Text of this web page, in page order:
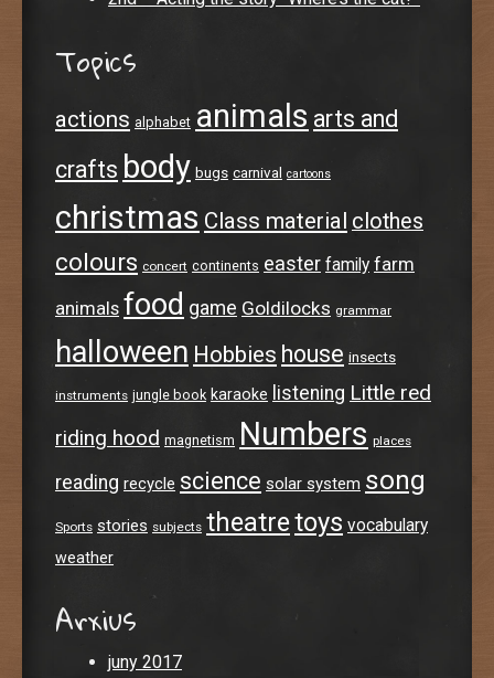
Topics
actions alphabet animals arts and
crafts body bugs carnival cartoons
christmas Class material clothes
colours concert continents easter family farm
animals food game Goldilocks grammar
halloween Hobbies house insects
instruments jungle book karaoke listening Little red
riding hood magnetism Numbers places
reading recycle science solar system song
Sports stories subjects theatretoys vocabulary
weather
Arxius
juny 2017